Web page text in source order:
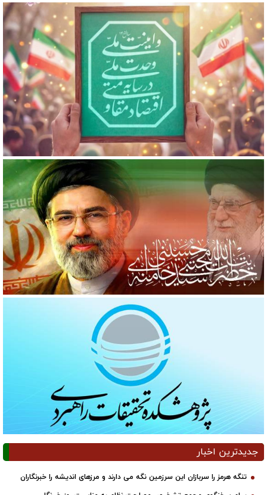
اخبار
تنگه هرمز را سربازان این سرزمین نگه می دارند و مرزهای اندیشه را خبرنگاران